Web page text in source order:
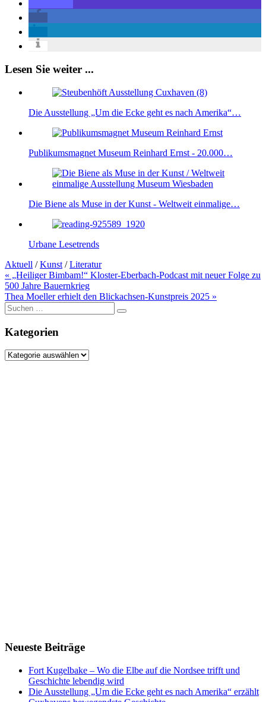
Lesen Sie weiter ...
Die Ausstellung „Um die Ecke geht es nach Amerika“…
Publikumsmagnet Museum Reinhard Ernst - 20.000…
Die Biene als Muse in der Kunst - Weltweit einmalige…
Urbane Lesetrends
Aktuell /Kunst /Literatur
Beitragsnavigation
« „Heiliger Bimbam!“ Kloster-Eberbach-Podcast mit neuer Folge zu
500 Jahre Bauernkrieg
Thea Moeller erhielt den Blickachsen-Kunstpreis 2025 »
Suche
nach:
Kategorien
Kategorien
Neueste Beiträge
Fort Kugelbake – Wo die Elbe auf die Nordsee trifft und
Geschichte lebendig wird
Die Ausstellung „Um die Ecke geht es nach Amerika“ erzählt